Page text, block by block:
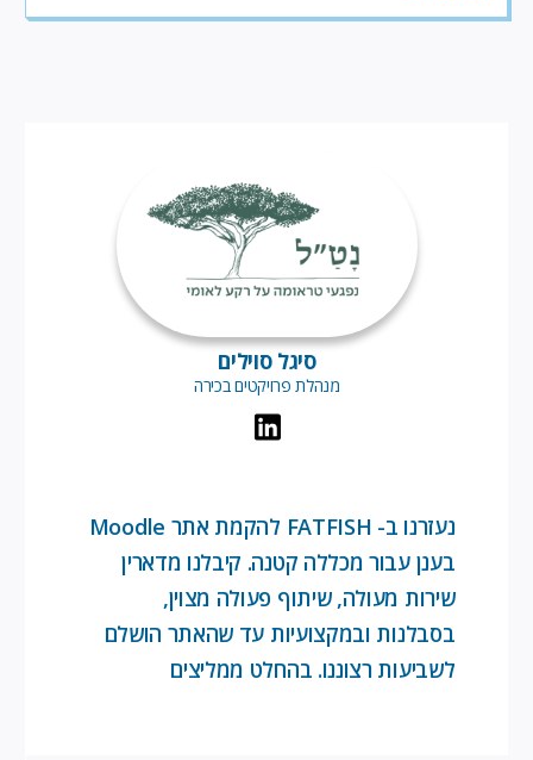
סיגל סוילים
מנהלת פרויקטים בכירה
נעזרנו ב- FATFISH להקמת אתר Moodle
בענן עבור מכללה קטנה. קיבלנו מדארין
שירות מעולה, שיתוף פעולה מצוין,
בסבלנות ובמקצועיות עד שהאתר הושלם
לשביעות רצוננו. בהחלט ממליצים